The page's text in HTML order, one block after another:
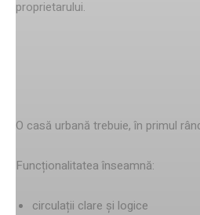
proprietarului.
O casă urbană trebuie, în primul
Funcționalitatea înseamnă:
circulații clare și logice